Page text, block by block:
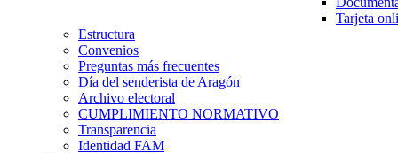
Tarjeta
Estructura
Convenios
Preguntas más frecuentes
Día del senderista de Aragón
Archivo electoral
CUMPLIMIENTO NORMATIVO
Transparencia
Identidad FAM